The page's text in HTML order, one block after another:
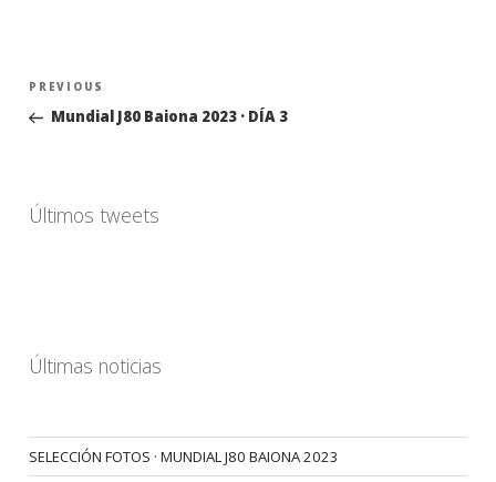
Navegación
entradas
Previous
Post
PREVIOUS
Mundial J80 Baiona 2023 · DÍA 3
Últimos tweets
Últimas noticias
SELECCIÓN FOTOS · MUNDIAL J80 BAIONA 2023